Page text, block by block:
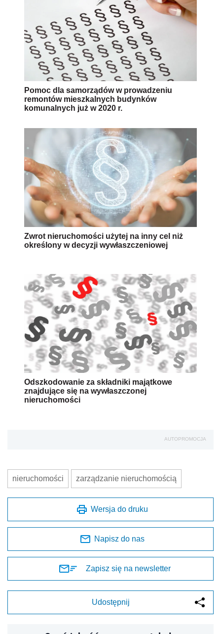
Pomoc dla samorządów w prowadzeniu
remontów mieszkalnych budynków
komunalnych już w 2020 r.
Zwrot nieruchomości użytej na inny cel niż
określony w decyzji wywłaszczeniowej
Odszkodowanie za składniki majątkowe
znajdujące się na wywłaszczonej
nieruchomości
AUTOPROMOCJA
nieruchomości zarządzanie nieruchomością
Wersja do druku
Napisz do nas
Zapisz się na newsletter
Udostępnij